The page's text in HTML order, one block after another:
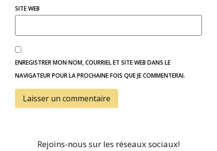
SITE WEB
ENREGISTRER MON NOM, COURRIEL ET SITE WEB DANS LE
NAVIGATEUR POUR LA PROCHAINE FOIS QUE JE COMMENTERAI.
Rejoins-nous sur les réseaux sociaux!